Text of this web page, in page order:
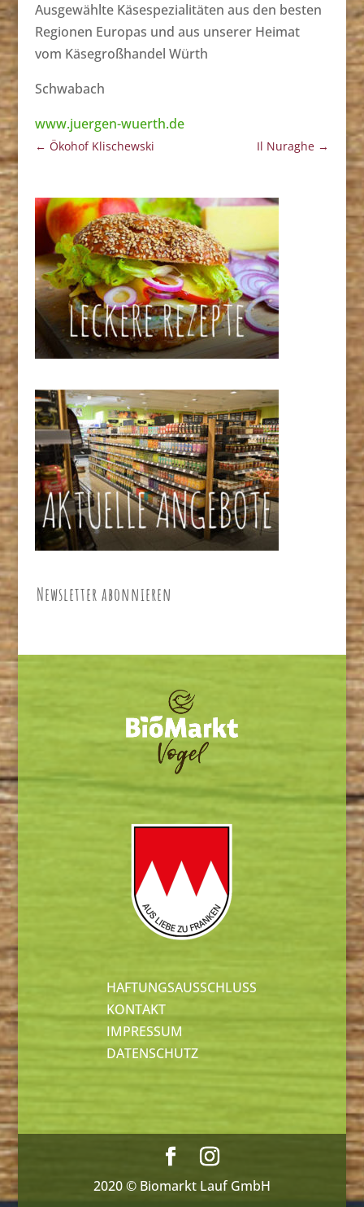
Ausgewählte Käsespezialitäten aus den besten
Regionen Europas und aus unserer Heimat
vom Käsegroßhandel Würth
Schwabach
www.juergen-wuerth.de
← Ökohof Klischewski Il Nuraghe →
Newsletter abonnieren
HAFTUNGSAUSSCHLUSS
KONTAKT
IMPRESSUM
DATENSCHUTZ
2020 © Biomarkt Lauf GmbH